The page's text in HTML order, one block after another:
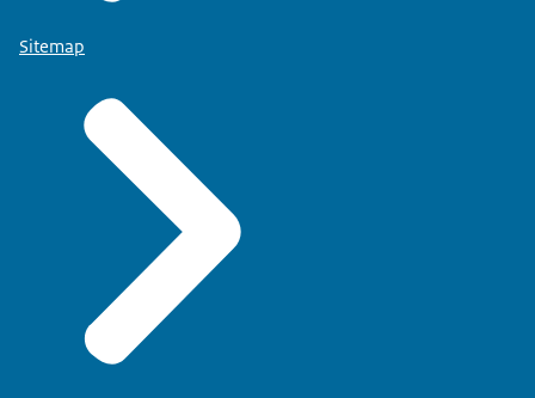
Sitemap